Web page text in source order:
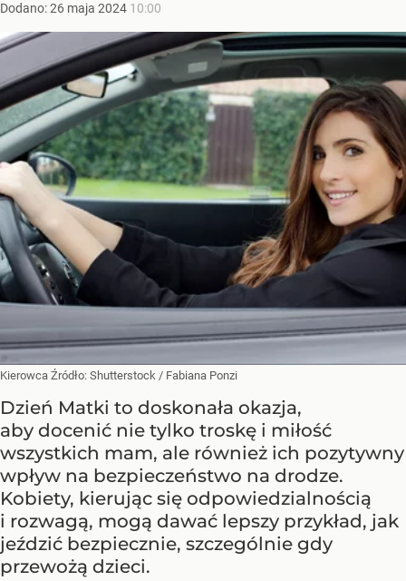
Dodano:26 maja 2024 10:00
Kierowca Źródło: Shutterstock / Fabiana Ponzi
Dzień Matki to doskonała okazja,
aby docenić nie tylko troskę i miłość
wszystkich mam, ale również ich pozytywny
wpływ na bezpieczeństwo na drodze.
Kobiety, kierując się odpowiedzialnością
i rozwagą, mogą dawać lepszy przykład, jak
jeździć bezpiecznie, szczególnie gdy
przewożą dzieci.